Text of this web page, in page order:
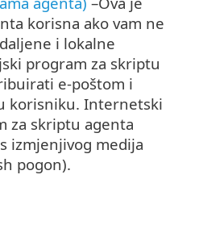
korisna ako vam ne
i lokalne
program za skriptu
e-poštom i
korisniku. Internetski
za skriptu agenta
izmjenjivog medija
pogon).